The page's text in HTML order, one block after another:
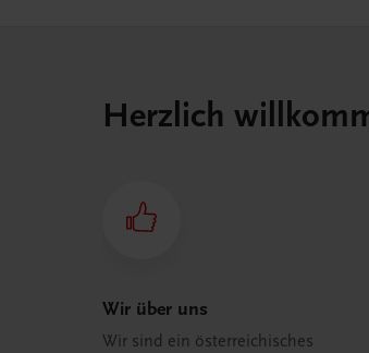
Herzlich
Wir über uns
Wir sind ein österreichisches